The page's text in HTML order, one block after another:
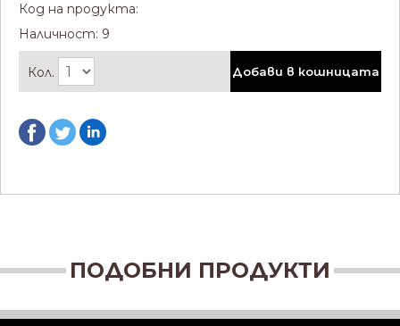
Код на продукта:
Наличност: 9
Кол. Добави в кошницата
ПОДОБНИ ПРОДУКТИ